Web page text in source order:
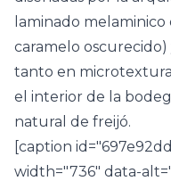
laminado
caramelo oscurecido)
tanto en
el interior de la
natural de freijó.
[caption
width="736" data-